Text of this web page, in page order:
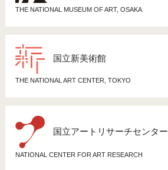
THE NATIONAL MUSEUM OF ART, OSAKA
国立新美術館
THE NATIONAL ART CENTER, TOKYO
国立アートリサーチセンター
NATIONAL CENTER FOR ART RESEARCH